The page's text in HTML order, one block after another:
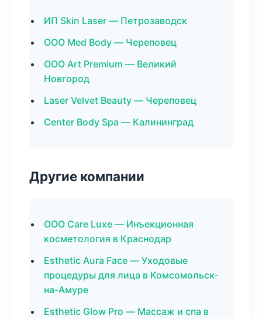
ИП Skin Laser — Петрозаводск
ООО Med Body — Череповец
ООО Art Premium — Великий
Новгород
Laser Velvet Beauty — Череповец
Center Body Spa — Калининград
Другие компании
ООО Care Luxe — Инъекционная
косметология в Краснодар
Esthetic Aura Face — Уходовые
процедуры для лица в Комсомольск-
на-Амуре
Esthetic Glow Pro — Массаж и спа в